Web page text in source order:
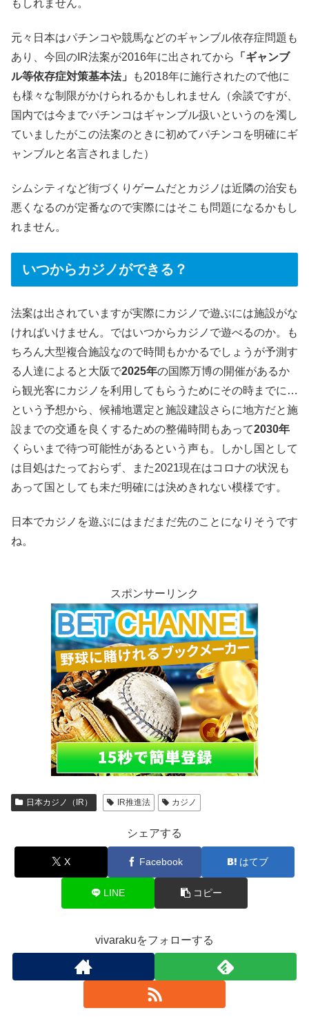
もしれません。
元々日本はパチンコや競馬などのギャンブル依存症問題も
あり、今回のIR法案が2016年に出されてから
「ギャンブ
ル等依存症対策基本法」
も2018年に施行されたので他に
も様々な制限がかけられるかもしれません（余談ですが、
国内では今までパチンコはギャンブル扱いというのを濁し
ていましたがこの法案のときに初めてパチンコを明確にギ
ャンブルと名言されました）
シムシティなど街づくりゲームだとカジノは近隣の治安も
悪くなるのが定番なので実際にはそこも問題になるかもし
れません。
いつからカジノができる？
法案は出されていますが実際にカジノで遊ぶには施設がな
ければいけません。ではいつからカジノで遊べるのか。も
ちろん大型複合施設なので時間もかかるでしょうが予測す
る人達によると大阪で2025年の国際万博の開催があるか
ら観光客にカジノを利用してもらうためにその時までに…
という予想から、候補地選定と施設建設さらに地方だと施
設までの交通を良くするための整備時間もあって2030年
くらいまで待つ可能性があるという声も。しかし国として
は目処はたっておらず、また2021現在はコロナの状況も
あって国としても未だ明確には決めきれない模様です。
日本でカジノを遊ぶにはまだまだ先のことになりそうです
ね。
スポンサーリンク
日本カジノ（IR） IR推進法 カジノ
シェアする
X Facebook はてブ
LINE コピー
vivarakuをフォローする